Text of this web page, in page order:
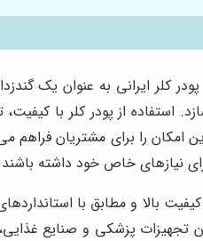
کلر ایرانی به عنوان یک
استفاده از پودر کلر با
این امکان را برای مشتریان
نیازهای خاص خود داشته
بالا و مطابق با
تجهیزات پزشکی و صنایع